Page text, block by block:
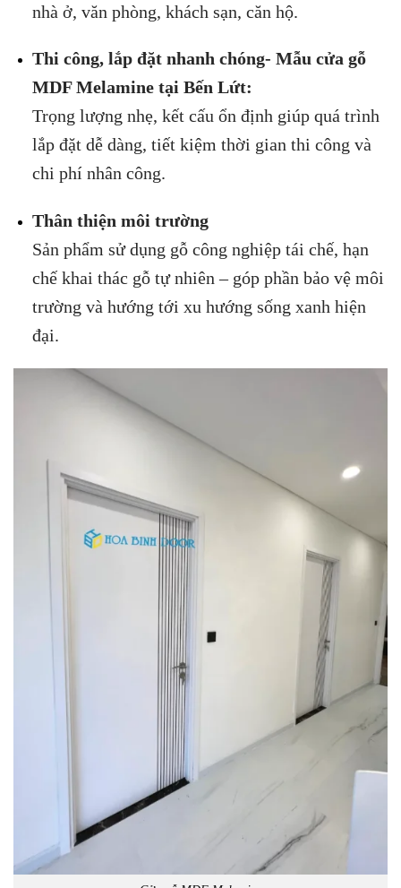
nhà ở, văn phòng, khách sạn, căn hộ.
Thi công, lắp đặt nhanh chóng- Mẫu cửa gỗ
MDF Melamine tại Bến Lứt:
Trọng lượng nhẹ, kết cấu ổn định giúp quá trình
lắp đặt dễ dàng, tiết kiệm thời gian thi công và
chi phí nhân công.
Thân thiện môi trường
Sản phẩm sử dụng gỗ công nghiệp tái chế, hạn
chế khai thác gỗ tự nhiên – góp phần bảo vệ môi
trường và hướng tới xu hướng sống xanh hiện
đại.